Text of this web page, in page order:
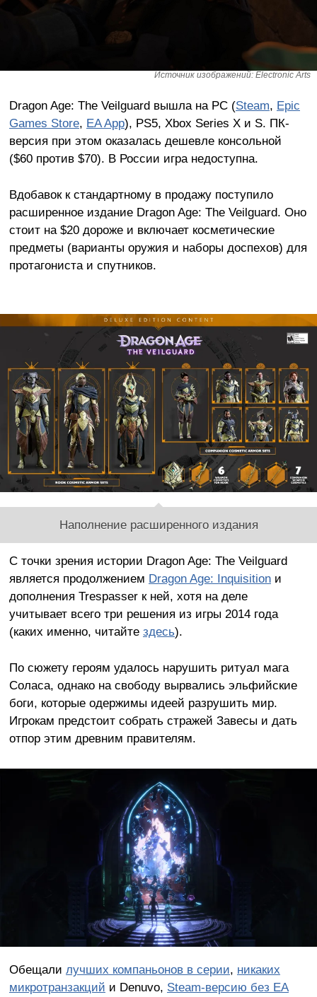
Источник изображений: Electronic Arts
Dragon Age: The Veilguard вышла на PC (Steam, Epic
Games Store, EA App), PS5, Xbox Series X и S. ПК-
версия при этом оказалась дешевле консольной
($60 против $70). В России игра недоступна.
Вдобавок к стандартному в продажу поступило
расширенное издание Dragon Age: The Veilguard. Оно
стоит на $20 дороже и включает косметические
предметы (варианты оружия и наборы доспехов) для
протагониста и спутников.
Наполнение расширенного издания
С точки зрения истории Dragon Age: The Veilguard
является продолжением Dragon Age: Inquisitionи
дополнения Trespasser к ней, хотя на деле
учитывает всего три решения из игры 2014 года
(каких именно, читайте здесь).
По сюжету героям удалось нарушить ритуал мага
Соласа, однако на свободу вырвались эльфийские
боги, которые одержимы идеей разрушить мир.
Игрокам предстоит собрать стражей Завесы и дать
отпор этим древним правителям.
Обещали лучших компаньонов в серии, никаких
микротранзакций и Denuvo, Steam-версию без EA